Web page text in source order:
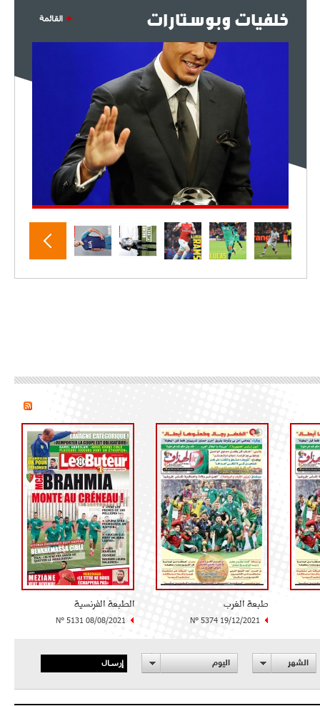
خلفيات وبوستارات القائمة
طبعة الغرب
N° 5374 19/12/2021
الطبعة الفرنسية
N° 5131 08/08/2021
الشهر اليوم إرسال